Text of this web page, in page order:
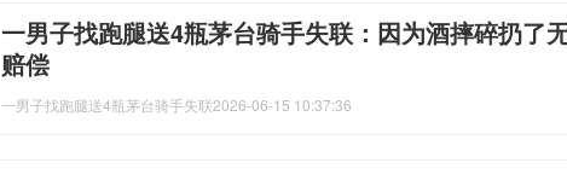
一男子找跑腿送4瓶茅台骑手失联：因为酒摔碎扔了
赔偿
一男子找跑腿送4瓶茅台骑手失联2026-06-15 10:37:36